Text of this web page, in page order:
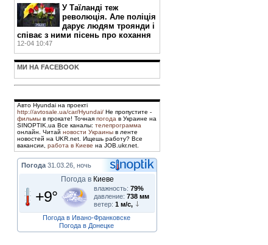
У Таїланді теж
революція. Але поліція
дарує людям троянди і
співає з ними пісень про кохання
12-04 10:47
МИ НА FACEBOOK
Авто Hyundai на проекті
http://avtosale.ua/car/Hyundai/ Не пропустите -
фильмы в прокате! Точная погода в Украине на
SINOPTIK.ua Все каналы: телепрограмма
онлайн. Читай новости Украины в ленте
новостей на UKR.net. Ищешь работу? Все
вакансии, работа в Киеве на JOB.ukr.net.
Погода 31.03.26, ночь
Погода в Киеве
+9° влажность: 79%
давление: 738 мм
ветер: 1 м/с,
Погода в Ивано-Франковске
Погода в Донецке